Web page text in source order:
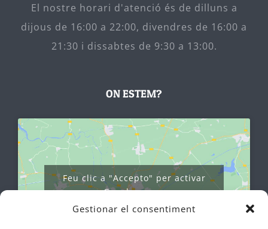
Gestionar el consentiment
El nostre horari d'atenció és de dilluns a
dijous de 16:00 a 22:00, divendres de 16:00 a
21:30 i dissabtes de 9:30 a 13:00.
ON ESTEM?
Feu clic a "Accepto" per activar
Google maps
Política de cookies